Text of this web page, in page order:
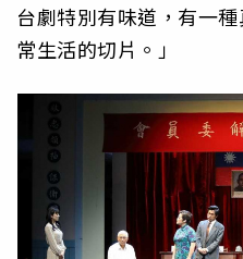
台劇特別有味道，有一
常生活的切片。」